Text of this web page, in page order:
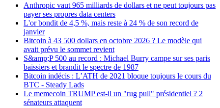
Anthropic vaut 965 milliards de dollars et ne peut toujours pas
payer ses propres data centers
L'or bondit de 4,5 %, mais reste à 24 % de son record de
janvier
Bitcoin à 43 500 dollars en octobre 2026 ? Le modèle qui
avait prévu le sommet revient
S&amp;P 500 au record : Michael Burry campe sur ses paris
baissiers et brandit le spectre de 1987
Bitcoin indécis : L’ATH de 2021 bloque toujours le cours du
BTC - Steady Lads
Le memecoin TRUMP est-il un "rug pull" présidentiel ? 2
sénateurs attaquent